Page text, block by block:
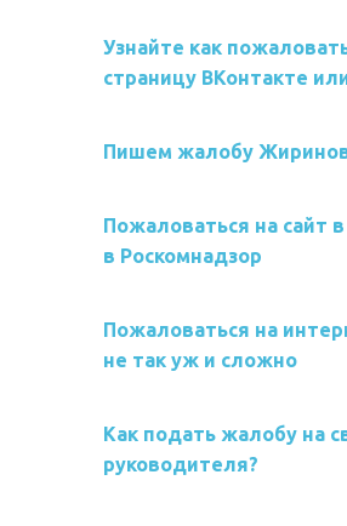
Узнайте как
страницу ВКонтакте
Пишем жалобу
Пожаловаться на сайт
в Роскомнадзор
Пожаловаться на
не так уж и сложно
Как подать жалобу на
руководителя?